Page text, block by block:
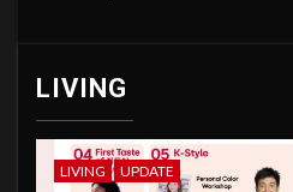
LIVING
LIVING UPDATE